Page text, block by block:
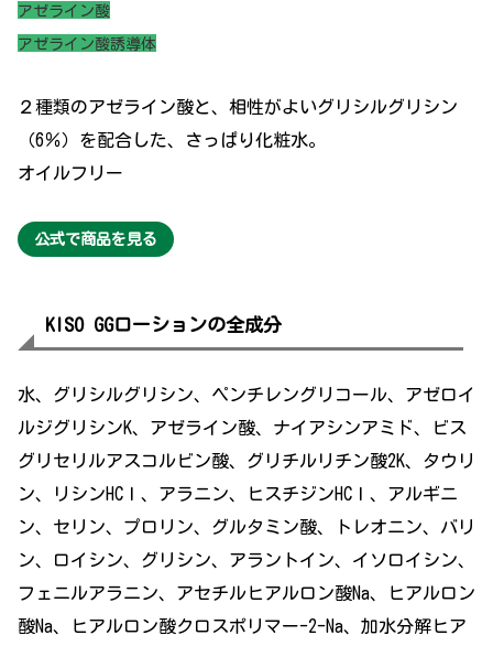
アゼライン酸
アゼライン酸誘導体
２種類のアゼライン酸と、相性がよいグリシルグリシン
（6％）を配合した、さっぱり化粧水。
オイルフリー
公式で商品を見る
KISO GGローションの全成分
水、グリシルグリシン、ペンチレングリコール、アゼロイ
ルジグリシンK、アゼライン酸、ナイアシンアミド、ビス
グリセリルアスコルビン酸、グリチルリチン酸2K、タウリ
ン、リシンHCｌ、アラニン、ヒスチジンHCｌ、アルギニ
ン、セリン、プロリン、グルタミン酸、トレオニン、バリ
ン、ロイシン、グリシン、アラントイン、イソロイシン、
フェニルアラニン、アセチルヒアルロン酸Na、ヒアルロン
酸Na、ヒアルロン酸クロスポリマー-2-Na、加水分解ヒア